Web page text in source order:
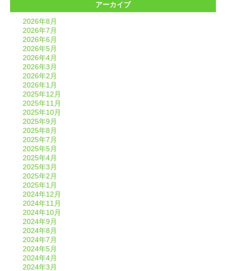
アーカイブ
2026年8月
2026年7月
2026年6月
2026年5月
2026年4月
2026年3月
2026年2月
2026年1月
2025年12月
2025年11月
2025年10月
2025年9月
2025年8月
2025年7月
2025年5月
2025年4月
2025年3月
2025年2月
2025年1月
2024年12月
2024年11月
2024年10月
2024年9月
2024年8月
2024年7月
2024年5月
2024年4月
2024年3月